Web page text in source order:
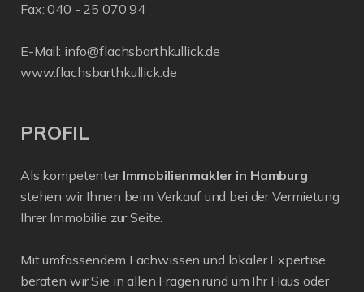
Fax: 040 - 25 070 94
E-Mail: info@flachsbarthkullick.de
www.flachsbarthkullick.de
PROFIL
Als kompetenter Immobilienmakler in Hamburg
stehen wir Ihnen beim Verkauf und bei der Vermietung
Ihrer Immobilie zur Seite.
Mit umfassendem Fachwissen und lokaler Expertise
beraten wir Sie in allen Fragen rund um Ihr Haus oder